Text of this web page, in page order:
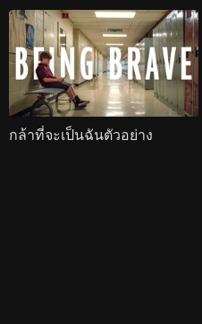
กล้าที่จะเป็นฉันตัวอย่าง